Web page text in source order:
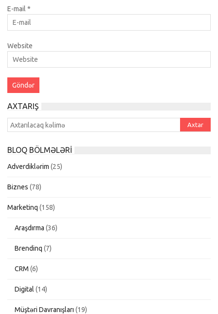
E-mail *
Website
AXTARIŞ
BLOQ BÖLMƏLƏRI
Adverdiklərim (25)
Biznes (78)
Marketinq (158)
Araşdırma (36)
Brendinq (7)
CRM (6)
Digital (14)
Müştəri Davranışları (19)